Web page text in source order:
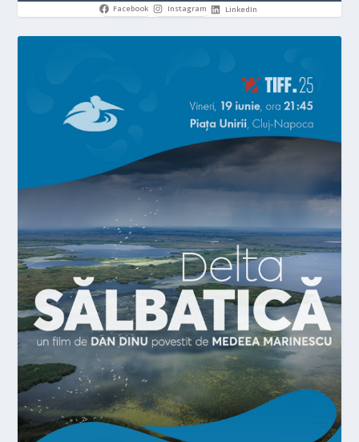
Facebook Instagram LinkedIn